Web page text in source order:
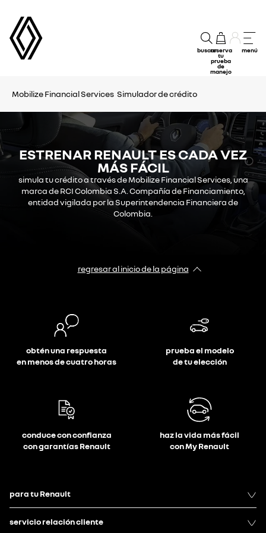
buscarreserva
tu
prueba
de
manejo
menú
Mobilize Financial Services Simulador de crédito
ESTRENAR RENAULT ES CADA VEZ
MÁS FÁCIL
simula tu crédito a través de Mobilize Financial Services, una
marca de RCI Colombia S.A. Compañía de Financiamiento,
entidad vigilada por la Superintendencia Financiera de
Colombia.
regresar al inicio de la página
obtén una respuesta
en menos de cuatro horas
prueba el modelo
de tu elección
conduce con confianza
con garantías Renault
haz la vida más fácil
con My Renault
para tu Renault
servicio relación cliente